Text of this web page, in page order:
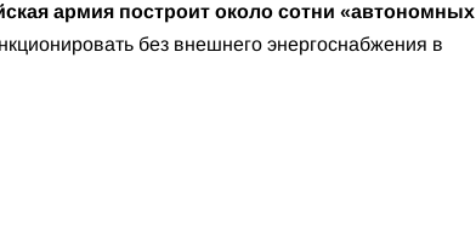
армия построит около сотни «автономных
без внешнего энергоснабжения в